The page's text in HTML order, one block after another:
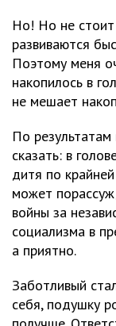
Но! Но не
развиваются
Поэтому меня
накопилось в
не мешает
По результатам
сказать: в
дитя по
может
войны за
социализма в
а приятно.
Заботливый
себя, подушку